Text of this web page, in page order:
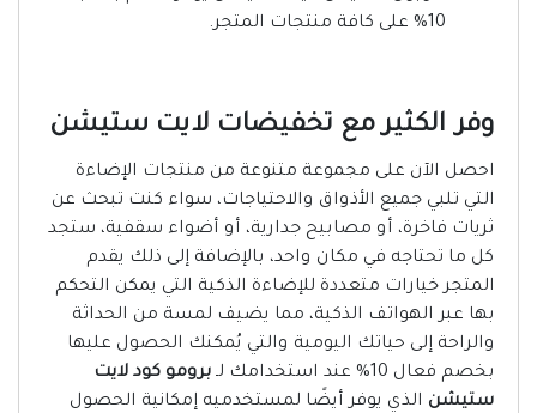
10% على كافة منتجات المتجر.
وفر الكثير مع تخفيضات لايت ستيشن
احصل الآن على مجموعة متنوعة من منتجات الإضاءة
التي تلبي جميع الأذواق والاحتياجات، سواء كنت تبحث عن
ثريات فاخرة، أو مصابيح جدارية، أو أضواء سقفية، ستجد
كل ما تحتاجه في مكان واحد، بالإضافة إلى ذلك يقدم
المتجر خيارات متعددة للإضاءة الذكية التي يمكن التحكم
بها عبر الهواتف الذكية، مما يضيف لمسة من الحداثة
والراحة إلى حياتك اليومية والتي يُمكنك الحصول عليها
بخصم فعال 10% عند استخدامك لـ
برومو كود لايت
ستيشن الذي يوفر أيضًا لمستخدميه إمكانية الحصول